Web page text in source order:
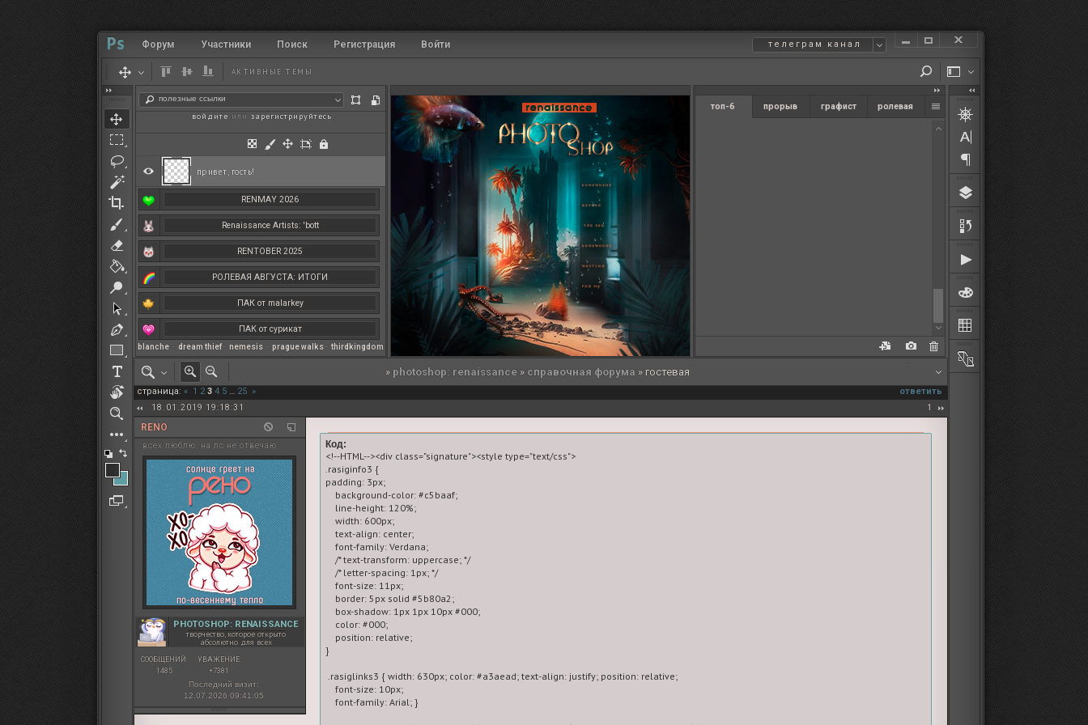
RENMAY 2026
Renaissance Artists: 'bott
RENTOBER 2025
РОЛЕВАЯ АВГУСТА: ИТОГИ
ПАК от malarkey
ПАК от сурикат
РЕНМАЙ
РОЛЕВАЯ МАРТА: ИТОГИ
телеграм канал
полезные ссылки
blanche– dream thief– nemesis– prague walks– thirdkingdom
топ-6 прорыв графист ролевая
Форум Участники Поиск Регистрация Войти
АКТИВНЫЕ ТЕМЫ
привет, гость!
войдите или зарегистрируйтесь
» photoshop: renaissance » справочная форума » гостевая
страница: « 1 2 3 4 5 … 25 » ответить
1
18.01.2019 19:18:31
RENO
всех люблю. на лс не отвечаю
PHOTOSHOP: RENAISSANCE
творчество, которое открыто
абсолютно для всех
СООБЩЕНИЙ:
1485
УВАЖЕНИЕ:
+7381
Последний визит:
12.07.2026 09:41:05
Код:
<!--HTML--><div class="signature"><style type="text/css">
.rasiginfo3 {
padding: 3px;
    background-color: #c5baaf;
    line-height: 120%;
    width: 600px;
    text-align: center;
    font-family: Verdana;
    /* text-transform: uppercase; */
    /* letter-spacing: 1px; */
    font-size: 11px;
    border: 5px solid #5b80a2;
    box-shadow: 1px 1px 10px #000;
    color: #000;
    position: relative;
}
.rasiglinks3 { width: 630px; color: #a3aead; text-align: justify; position: relative;
    font-size: 10px;
    font-family: Arial; }